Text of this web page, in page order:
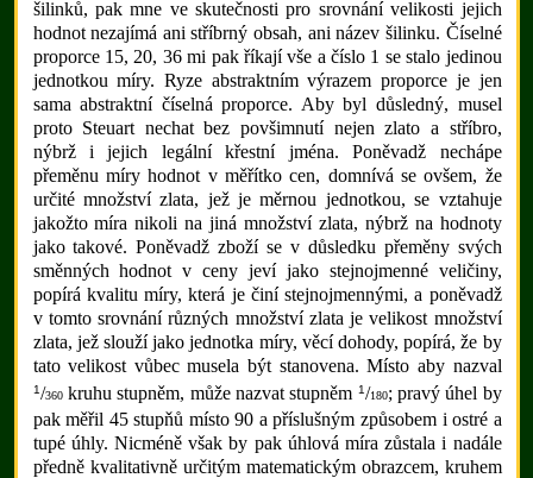
šilinků, pak mne ve skutečnosti pro srovnání velikosti jejich
hodnot nezajímá ani stříbrný obsah, ani název šilinku. Číselné
proporce 15, 20, 36 mi pak říkají vše a číslo 1 se stalo jedinou
jednotkou míry. Ryze abstraktním výrazem proporce je jen
sama abstraktní číselná proporce. Aby byl důsledný, musel
proto Steuart nechat bez povšimnutí nejen zlato a stříbro,
nýbrž i jejich legální křestní jména. Poněvadž nechápe
přeměnu míry hodnot v měřítko cen, domnívá se ovšem, že
určité množství zlata, jež je měrnou jednotkou, se vztahuje
jakožto míra nikoli na jiná množství zlata, nýbrž na hodnoty
jako takové. Poněvadž zboží se v důsledku přeměny svých
směnných hodnot v ceny jeví jako stejnojmenné veličiny,
popírá kvalitu míry, která je činí stejnojmennými, a poněvadž
v tomto srovnání různých množství zlata je velikost množství
zlata, jež slouží jako jednotka míry, věcí dohody, popírá, že by
tato velikost vůbec musela být stanovena. Místo aby nazval
1/360kruhu stupněm, může nazvat stupněm 1/180; pravý úhel by
pak měřil 45 stupňů místo 90 a příslušným způsobem i ostré a
tupé úhly. Nicméně však by pak úhlová míra zůstala i nadále
předně kvalitativně určitým matematickým obrazcem, kruhem